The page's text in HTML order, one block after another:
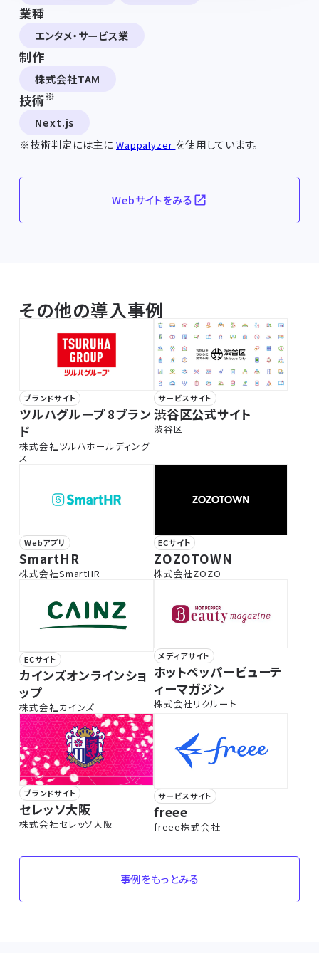
業種
エンタメ・サービス業
制作
株式会社TAM
技術※
Next.js
※技術判定には主に Wappalyzer を使用しています。
Webサイトをみる
その他の導入事例
ブランドサイト
ツルハグループ 8ブラン
ド
株式会社ツルハホールディング
ス
サービスサイト
渋谷区公式サイト
渋谷区
Webアプリ
SmartHR
株式会社SmartHR
ECサイト
ZOZOTOWN
株式会社ZOZO
ECサイト
カインズオンラインショ
ップ
株式会社カインズ
メディアサイト
ホットペッパービューテ
ィーマガジン
株式会社リクルート
ブランドサイト
セレッソ大阪
株式会社セレッソ大阪
サービスサイト
freee
freee株式会社
事例をもっとみる